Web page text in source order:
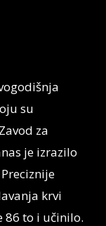
su
za
je izrazilo
krvi
86 to i učinilo.